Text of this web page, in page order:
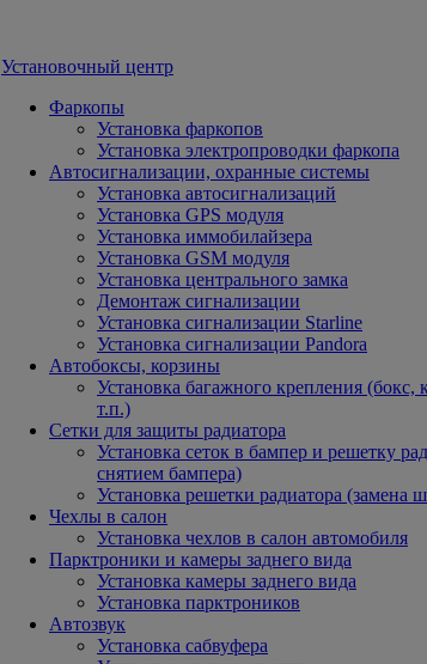
Установочный центр
Фаркопы
Установка фаркопов
Установка электропроводки фаркопа
Автосигнализации, охранные системы
Установка автосигнализаций
Установка GPS модуля
Установка иммобилайзера
Установка GSM модуля
Установка центрального замка
Демонтаж сигнализации
Установка сигнализации Starline
Установка сигнализации Pandora
Автобоксы, корзины
Установка багажного крепления (бокс,
т.п.)
Сетки для защиты радиатора
Установка сеток в бампер и решетку
снятием бампера)
Установка решетки радиатора (замена
Чехлы в салон
Установка чехлов в салон автомобиля
Парктроники и камеры заднего вида
Установка камеры заднего вида
Установка парктроников
Автозвук
Установка сабвуфера